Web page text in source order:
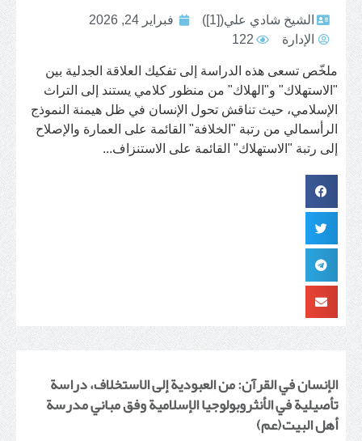
الشيخ شادي علي([1])
فبراير 24, 2026
الإدارة
122
ملخّص تسعى هذه الدراسة إلى تفكيك العلاقة الجدلية بين
"الاستهلاك" و"الهلاك" من منظور كلامي يستند إلى التراث
الإسلامي، حيث تناقش تحول الإنسان في ظل هيمنة النموذج
الرأسمالي من رتبة "الخلافة" القائمة على العمارة والإصلاح
إلى رتبة "الاستهلاك" القائمة على الاستنزاف...
الإنسان في القرآن: من العبودية إلى الاستخلاف، دراسة
تأصيلية في الأنثروبولوجيا الإسلامية وفق مباني مدرسة
أهل البيت(عم)